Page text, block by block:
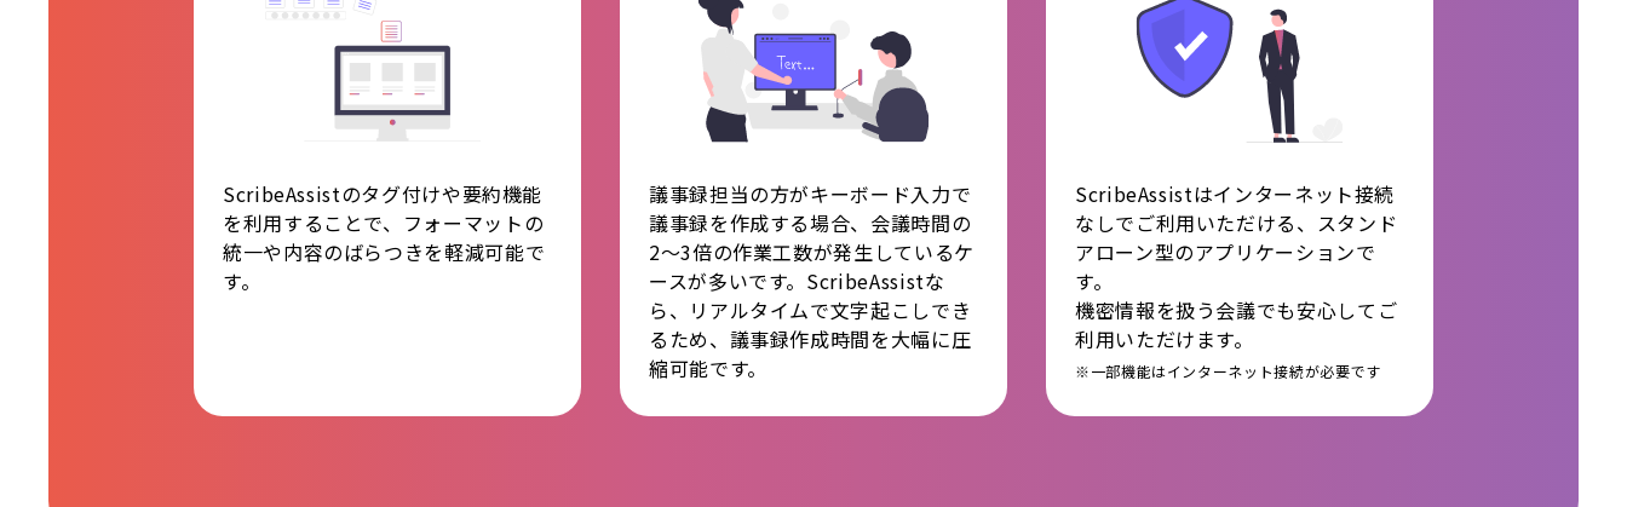
ScribeAssistのタグ付けや要約機能
を利用することで、フォーマットの
統一や内容のばらつきを軽減可能で
す。
議事録担当の方がキーボード入力で
議事録を作成する場合、会議時間の
2～3倍の作業工数が発生しているケ
ースが多いです。ScribeAssistな
ら、リアルタイムで文字起こしでき
るため、議事録作成時間を大幅に圧
縮可能です。
ScribeAssistはインターネット接続
なしでご利用いただける、スタンド
アローン型のアプリケーションで
す。
機密情報を扱う会議でも安心してご
利用いただけます。
※一部機能はインターネット接続が必要です